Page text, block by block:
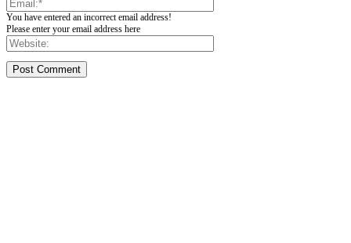
You have entered an incorrect email address!
Please enter your email address here